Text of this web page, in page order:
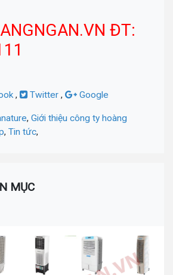
ĐT:
, Twitter , Google
, Giới thiệu công ty hoàng
, Tin tức,
MỤC